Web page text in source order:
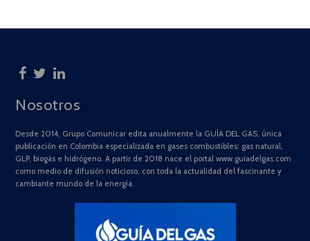
Nosotros
Desde 2014, Grupo Comunicar edita anualmente la GUÍA DEL GAS, única
publicación en Colombia especializada en gases combustibles: gas natural,
GLP, biogás e hidrógeno. A partir de 2018 nace el portal www.guiadelgas.com
como medio de difusión noticioso, con toda la actualidad del fascinante y
cambiante mundo de la energía.